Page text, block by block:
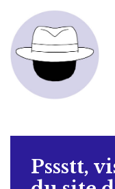
Pssstt,